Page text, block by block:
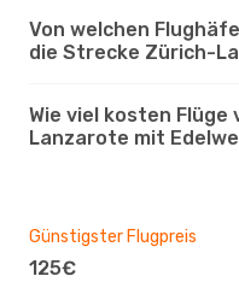
Von welchen
die Strecke Zürich-
Wie viel kosten Flüge
Lanzarote mit
Günstigster Flugpreis
125€